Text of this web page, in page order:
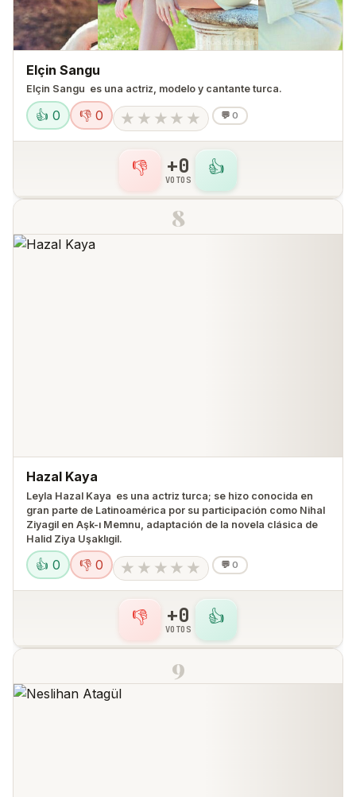
Elçin Sangu
Elçin Sangu ​ es una actriz, modelo y cantante turca.​​​ ​​​​​
👍 0 👎 0 ★ ★ ★ ★ ★ 💬 0
👍
+0
VOTOS
👎
8
Hazal Kaya
Leyla Hazal Kaya ​ es una actriz turca; se hizo conocida en
gran parte de Latinoamérica por su participación como Nihal
Ziyagil en Aşk-ı Memnu, adaptación de la novela clásica de
Halid Ziya Uşaklıgil.
👍 0 👎 0 ★ ★ ★ ★ ★ 💬 0
👍
+0
VOTOS
👎
9